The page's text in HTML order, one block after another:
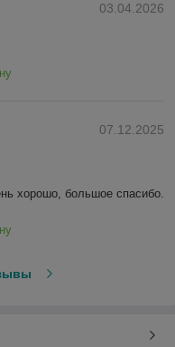
03.04.2026
07.12.2025
хорошо, большое спасибо.